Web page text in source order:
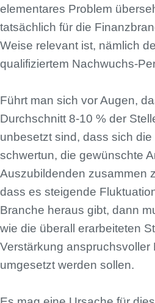
elementares Problem
tatsächlich für die
Weise relevant ist, nämlich
qualifiziertem Nachwuchs-
Führt man sich vor Augen,
Durchschnitt 8-10 % der
unbesetzt sind, dass sich
schwertun, die gewünschte
Auszubildenden zusammen
dass es steigende
Branche heraus gibt, dann
wie die überall erarbeiteten
Verstärkung anspruchsvoller
umgesetzt werden sollen.